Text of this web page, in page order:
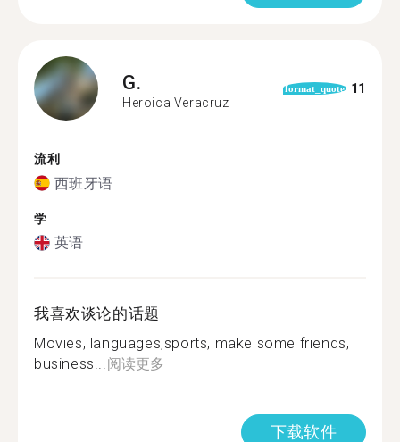
G.
Heroica Veracruz
format_quote 11
流利
西班牙语
学
英语
我喜欢谈论的话题
Movies, languages,sports, make some friends,
business...阅读更多
下载软件